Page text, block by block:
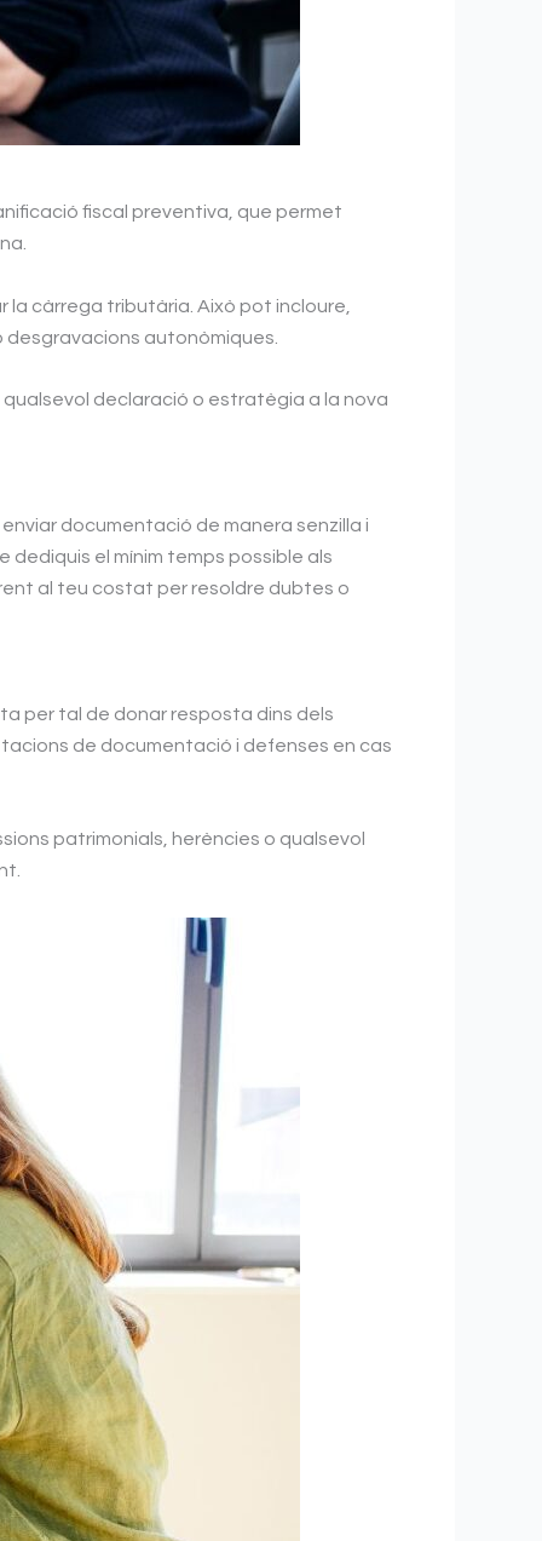
fiscal preventiva, que permet
càrrega tributària. Això pot incloure,
autonòmiques.
declaració o estratègia a la nova
documentació de manera senzilla i
el mínim temps possible als
al teu costat per resoldre dubtes o
per tal de donar resposta dins dels
de documentació i defenses en cas
patrimonials, herències o qualsevol